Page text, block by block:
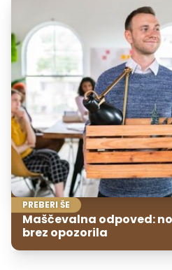
PREBERI ŠE
Maščevalna odpoved:
brez opozorila